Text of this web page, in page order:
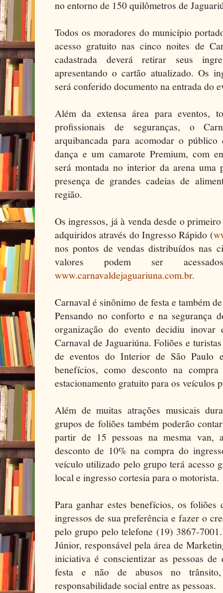
no entorno de 150 quilômetros de
Todos os moradores do município
acesso gratuito nas cinco noites de
cadastrada deverá retirar seus
apresentando o cartão atualizado. Os
será conferido documento na entrada do
Além da extensa área para eventos,
profissionais de seguranças, o
arquibancada para acomodar o
dança e um camarote Premium, com
será montada no interior da arena uma
presença de grandes cadeias de
região.
Os ingressos, já à venda desde o
adquiridos através do Ingresso Rápido (
nos pontos de vendas distribuídos nas
valores podem ser
www.carnavaldejaguariuna.com.br.
Carnaval é sinônimo de festa e também
Pensando no conforto e na segurança
organização do evento decidiu
Carnaval de Jaguariúna. Foliões e
de eventos do Interior de São Paulo
benefícios, como desconto na
estacionamento gratuito para os veículos
Além de muitas atrações musicais
grupos de foliões também poderão
partir de 15 pessoas na mesma van,
desconto de 10% na compra do
veículo utilizado pelo grupo terá acesso
local e ingresso cortesia para o motorista.
Para ganhar estes benefícios, os
ingressos de sua preferência e fazer o
pelo grupo pelo telefone (19) 3867-
Júnior, responsável pela área de
iniciativa é conscientizar as pessoas
festa e não de abusos no
responsabilidade social entre as pessoas.